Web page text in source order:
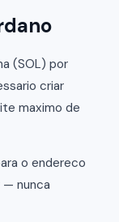
(SOL) por
criar
maximo de
o endereco
— nunca